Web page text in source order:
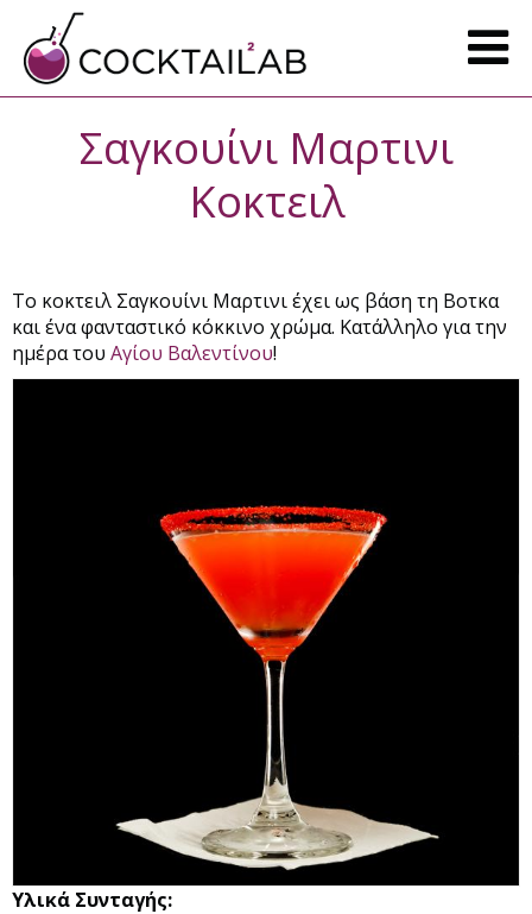
Σαγκουίνι Μαρτινι
Κοκτειλ
Το κοκτειλ Σαγκουίνι Μαρτινι έχει ως βάση τη Βοτκα
και ένα φανταστικό κόκκινο χρώμα. Κατάλληλο για την
ημέρα του Αγίου Βαλεντίνου!
Υλικά Συνταγής: